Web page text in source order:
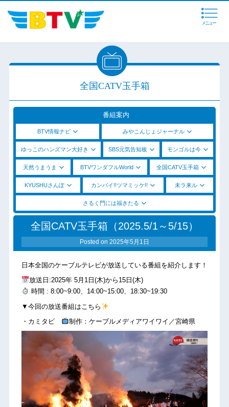
メニュー
全国CATV玉手箱
番組案内
BTV情報ナビ みやこんじょジャーナル
ゆっこのハンズマン大好き SBS元気告知板 モンゴルは今
天然うまうま BTVワンダフルWorld 全国CATV玉手箱
KYUSHUさんぽ カンパイ!!ツマミッケ!! 未ラ来ル
さるく門には福きたる
全国CATV玉手箱（2025.5/1～5/15）
Posted on 2025年5月1日
日本全国のケーブルテレビが放送している番組を紹介します！
放送日:2025年 5月1日(木)から15日(木)
時間 : 8:00~9:00、14:00~15:00、18:30~19:30
▼今回の放送番組はこちら
・カミタビ
制作：ケーブルメディアワイワイ／宮崎県